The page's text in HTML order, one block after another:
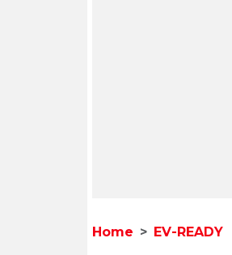
Home EV-READY